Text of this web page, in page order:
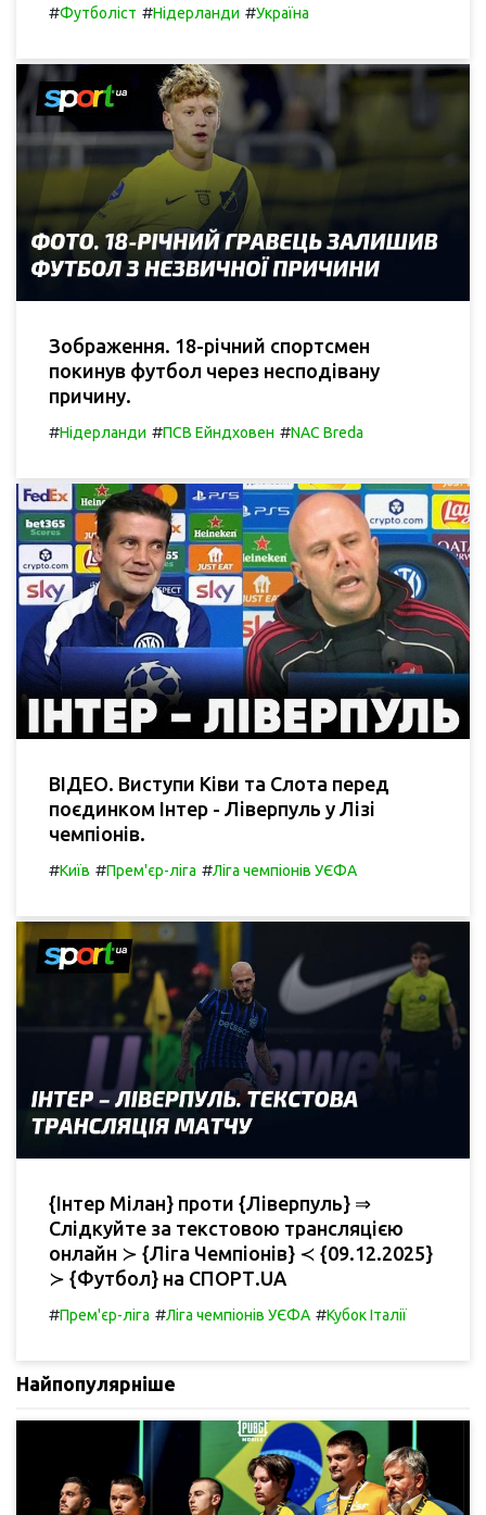
#Футболіст #Нідерланди #Україна
Зображення. 18-річний спортсмен
покинув футбол через несподівану
причину.
#Нідерланди #ПСВ Ейндховен #NAC Breda
ВІДЕО. Виступи Ківи та Слота перед
поєдинком Інтер - Ліверпуль у Лізі
чемпіонів.
#Київ #Прем'єр-ліга #Ліга чемпіонів УЄФА
{Інтер Мілан} проти {Ліверпуль} ⇒
Слідкуйте за текстовою трансляцією
онлайн ≻ {Ліга Чемпіонів} ≺ {09.12.2025}
≻ {Футбол} на СПОРТ.UA
#Прем'єр-ліга #Ліга чемпіонів УЄФА #Кубок Італії
Найпопулярніше